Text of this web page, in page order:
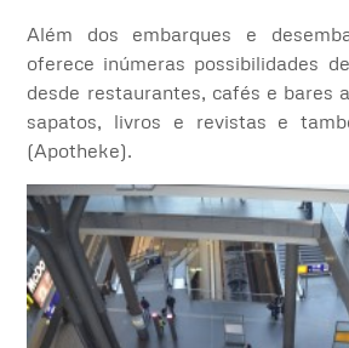
Além dos embarques e
oferece inúmeras possibilidades
desde restaurantes, cafés e bares
sapatos, livros e revistas e
(Apotheke).